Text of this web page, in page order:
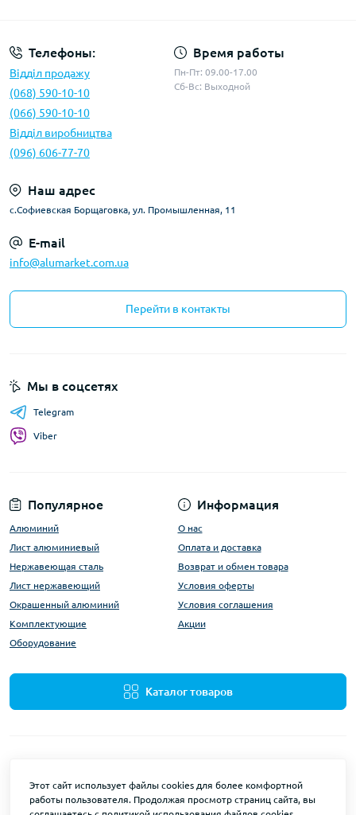
Телефоны:
Відділ продажу
(068) 590-10-10
(066) 590-10-10
Відділ виробництва
(096) 606-77-70
Время работы
Пн-Пт: 09.00-17.00
Сб-Вс: Выходной
Наш адрес
с.Софиевская Борщаговка, ул. Промышленная, 11
E-mail
info@alumarket.com.ua
Перейти в контакты
Популярное
Алюминий
Лист алюминиевый
Нержавеющая сталь
Лист нержавеющий
Окрашенный алюминий
Комплектующие
Оборудование
Информация
О нас
Оплата и доставка
Возврат и обмен товара
Условия оферты
Условия соглашения
Акции
Каталог товаров
Мы в соцсетях
Telegram
Viber
Этот сайт использует файлы cookies для более комфортной
работы пользователя. Продолжая просмотр страниц сайта, вы